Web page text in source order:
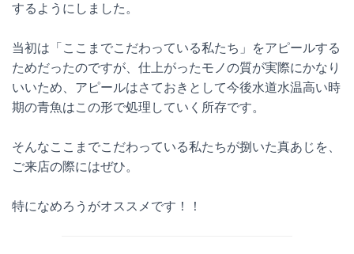
するようにしました。
当初は「ここまでこだわっている私たち」をアピールする
ためだったのですが、仕上がったモノの質が実際にかなり
いいため、アピールはさておきとして今後水道水温高い時
期の青魚はこの形で処理していく所存です。
そんなここまでこだわっている私たちが捌いた真あじを、
ご来店の際にはぜひ。
特になめろうがオススメです！！